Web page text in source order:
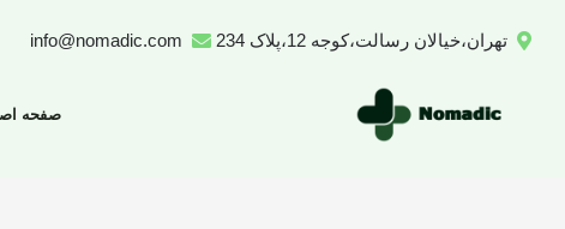
تهران،خیالان رسالت،کوجه 12،پلاک 234 info@nomadic.com
صفحه